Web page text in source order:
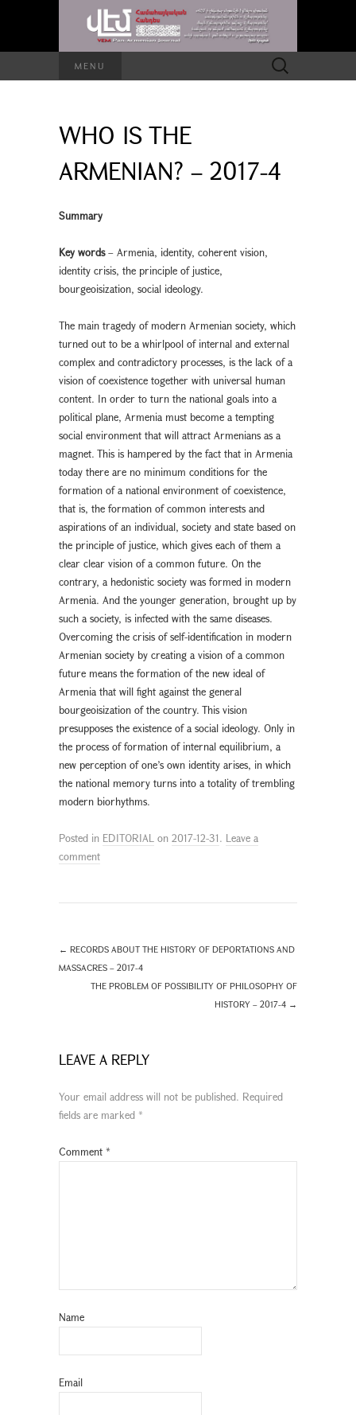
MENU
Search
for:
WHO IS THE
ARMENIAN? – 2017-4
Summary
Key words– Armenia, identity, coherent vision,
identity crisis, the principle of justice,
bourgeoisization, social ideology.
The main tragedy of modern Armenian society, which
turned out to be a whirlpool of internal and external
complex and contradictory processes, is the lack of a
vision of coexistence together with universal human
content. In order to turn the national goals into a
political plane, Armenia must become a tempting
social environment that will attract Armenians as a
magnet. This is hampered by the fact that in Armenia
today there are no minimum conditions for the
formation of a national environment of coexistence,
that is, the formation of common interests and
aspirations of an individual, society and state based on
the principle of justice, which gives each of them a
clear clear vision of a common future. On the
contrary, a hedonistic society was formed in modern
Armenia. And the younger generation, brought up by
such a society, is infected with the same diseases.
Overcoming the crisis of self-identification in modern
Armenian society by creating a vision of a common
future means the formation of the new ideal of
Armenia that will fight against the general
bourgeoisization of the country. This vision
presupposes the existence of a social ideology. Only in
the process of formation of internal equilibrium, a
new perception of one’s own identity arises, in which
the national memory turns into a totality of trembling
modern biorhythms.
Posted in EDITORIAL on 2017-12-31. Leave a
comment
← RECORDS ABOUT THE HISTORY OF DEPORTATIONS AND
MASSACRES – 2017-4
THE PROBLEM OF POSSIBILITY OF PHILOSOPHY OF
HISTORY – 2017-4 →
LEAVE A REPLY
Your email address will not be published. Required
fields are marked *
Comment *
Name
Email